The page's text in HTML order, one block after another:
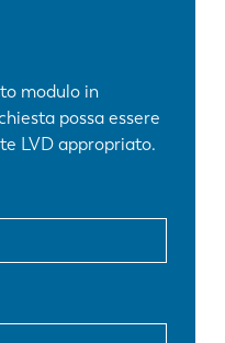
modulo in
possa essere
LVD appropriato.